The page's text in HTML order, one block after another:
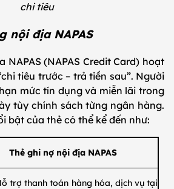
chi tiêu
nội địa NAPAS
NAPAS (NAPAS Credit Card) hoạt
tiêu trước – trả tiền sau”. Người
mức tín dụng và miễn lãi trong
tùy chính sách từng ngân hàng.
bật của thẻ có thể kể đến như:
​Thẻ ghi nợ nội địa NAPAS
trợ thanh toán hàng hóa, dịch vụ tại